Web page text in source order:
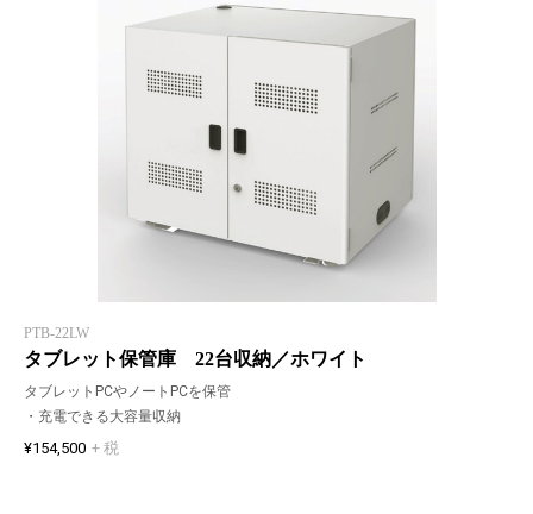
PTB-22LW
タブレット保管庫 22台収納／ホワイト
タブレットPCやノートPCを保管
・充電できる大容量収納
¥154,500 + 税